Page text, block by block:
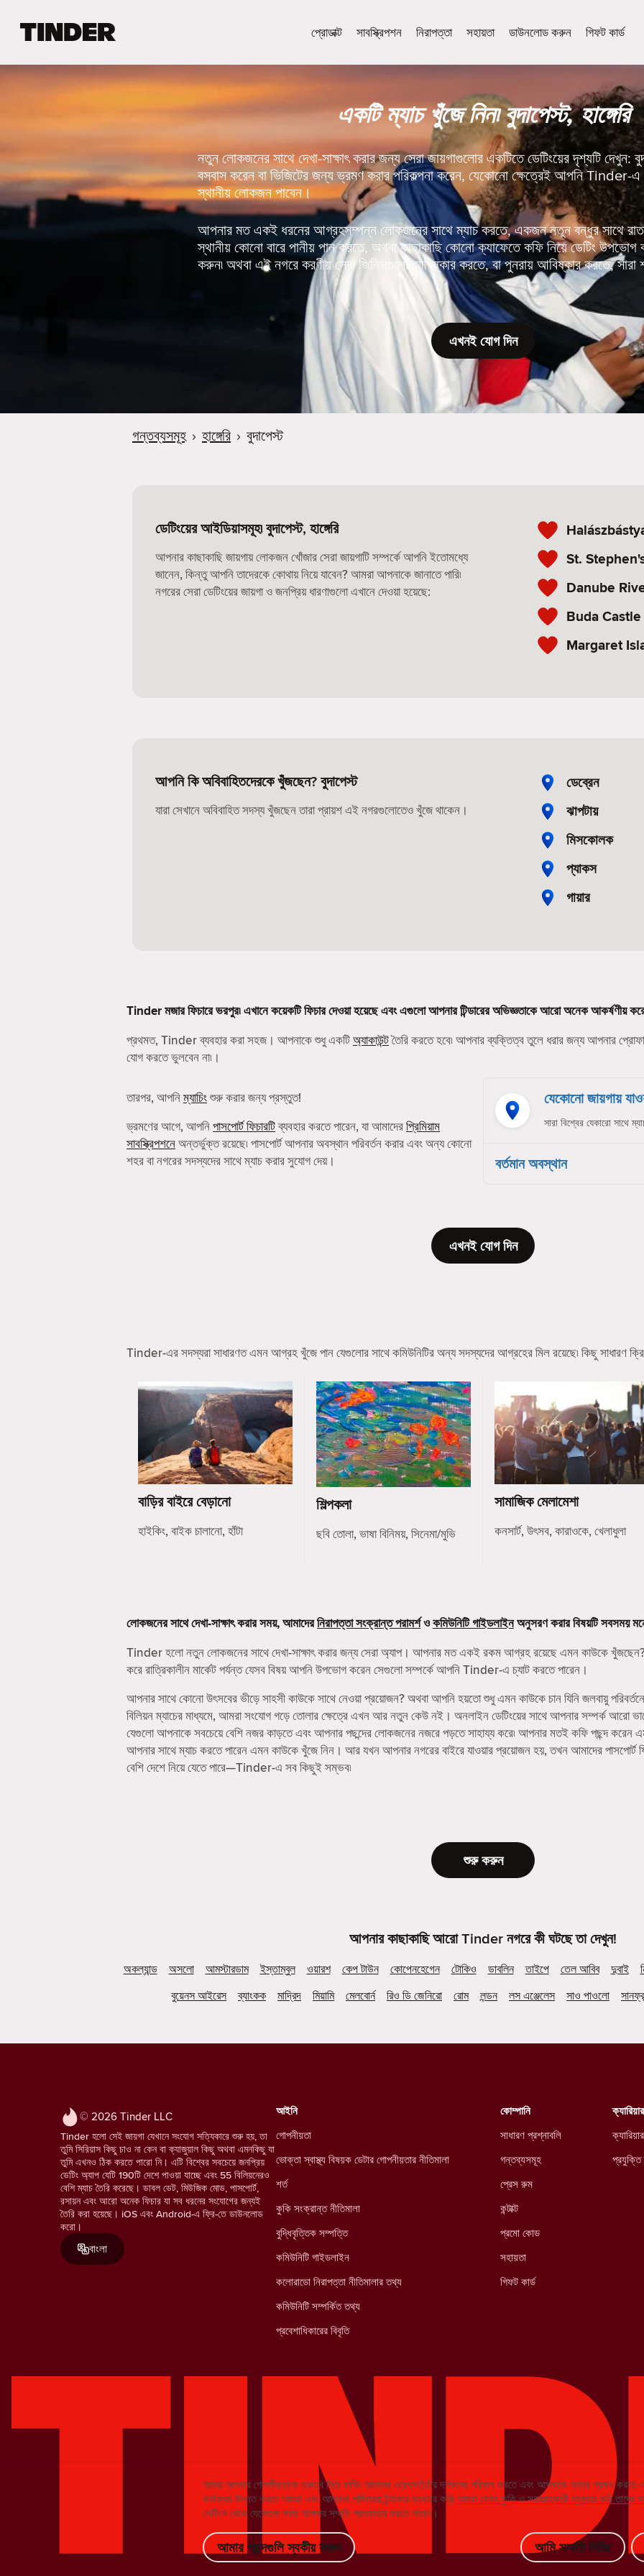
d
প্রোডাক্ট সাবস্ক্রিপশন নিরাপত্তা সহায়তা ডাউনলোড করুন গিফট কার্ড
একটি ম্যাচ খুঁজে নিন৷ বুদাপেস্ট, হাঙ্গেরি
নতুন লোকজনের সাথে দেখা-সাক্ষাৎ করার জন্য সেরা জায়গাগুলোর একটিতে ডেটিংয়ের দৃশ্যটি দেখুন:
বসবাস করেন বা ভিজিটের জন্য ভ্রমণ করার পরিকল্পনা করেন, যেকোনো ক্ষেত্রেই আপনি Tinder-এ
স্থানীয় লোকজন পাবেন।
আপনার মত একই ধরনের আগ্রহসম্পন্ন লোকজনের সাথে ম্যাচ করতে, একজন নতুন বন্ধুর সাথে
স্থানীয় কোনো বারে পানীয় পান করতে, অথবা কাছাকাছি কোনো ক্যাফেতে কফি নিয়ে ডেটিং
করুন৷ অথবা এই নগরে করণীয় সেরা জিনিসগুলো আবিষ্কার করতে, বা পুনরায় আবিষ্কার করতে, সারা
এখনই যোগ দিন
গন্তব্যসমূহ › হাঙ্গেরি › বুদাপেস্ট
ডেটিংয়ের আইডিয়াসমূহ৷ বুদাপেস্ট, হাঙ্গেরি
আপনার কাছাকাছি জায়গায় লোকজন খোঁজার সেরা জায়গাটি সম্পর্কে আপনি ইতোমধ্যে
জানেন, কিন্তু আপনি তাদেরকে কোথায় নিয়ে যাবেন? আমরা আপনাকে জানাতে পারি৷
নগরের সেরা ডেটিংয়ের জায়গা ও জনপ্রিয় ধারণাগুলো এখানে দেওয়া হয়েছে:
St.
Danube
Buda Castle
Margaret
আপনি কি অবিবাহিতদেরকে খুঁজছেন? বুদাপেস্ট
যারা সেখানে অবিবাহিত সদস্য খুঁজছেন তারা প্রায়শ এই নগরগুলোতেও খুঁজে থাকেন।
ডেব্রেন
ঝাপটায়
মিসকোলক
প্যাকস
গায়ার
Tinder মজার ফিচারে ভরপুর৷ এখানে কয়েকটি ফিচার দেওয়া হয়েছে এবং এগুলো আপনার টিন্ডারের অভিজ্ঞতাকে আরো অনেক আকর্ষণীয়
প্রথমত, Tinder ব্যবহার করা সহজ। আপনাকে শুধু একটিঅ্যাকাউন্টতৈরি করতে হবে৷ আপনার ব্যক্তিত্ব তুলে ধরার জন্য আপনার
যোগ করতে ভুলবেন না৷।
তারপর, আপনিম্যাচিংশুরু করার জন্য প্রস্তুত!
ভ্রমণের আগে, আপনিপাসপোর্ট ফিচারটিব্যবহার করতে পারেন, যা আমাদেরপ্রিমিয়াম
সাবস্ক্রিপশনেঅন্তর্ভুক্ত রয়েছে৷ পাসপোর্ট আপনার অবস্থান পরিবর্তন করার এবং অন্য কোনো
শহর বা নগরের সদস্যদের সাথে ম্যাচ করার সুযোগ দেয়।
যেকোনো জায়গায়
সারা বিশ্বের যেকারো সাথে
বর্তমান অবস্থান
এখনই যোগ দিন
Tinder-এর সদস্যরা সাধারণত এমন আগ্রহ খুঁজে পান যেগুলোর সাথে কমিউনিটির অন্য সদস্যদের আগ্রহের মিল রয়েছে৷ কিছু সাধারণ
বাড়ির বাইরে বেড়ানো
হাইকিং, বাইক চালানো, হাঁটা
শিল্পকলা
ছবি তোলা, ভাষা বিনিময়, সিনেমা/মুভি
সামাজিক মেলামেশা
কনসার্ট, উৎসব, কারাওকে, খেলাধুলা
লোকজনের সাথে দেখা-সাক্ষাৎ করার সময়, আমাদেরনিরাপত্তা সংক্রান্ত পরামর্শওকমিউনিটি গাইডলাইনঅনুসরণ করার বিষয়টি সবসময়
Tinder হলো নতুন লোকজনের সাথে দেখা-সাক্ষাৎ করার জন্য সেরা অ্যাপ। আপনার মত একই রকম আগ্রহ রয়েছে এমন কাউকে
করে রাত্রিকালীন মার্কেট পর্যন্ত যেসব বিষয় আপনি উপভোগ করেন সেগুলো সম্পর্কে আপনি Tinder-এ চ্যাট করতে পারেন।
আপনার সাথে কোনো উৎসবের ভীড়ে সাহসী কাউকে সাথে নেওয়া প্রয়োজন? অথবা আপনি হয়তো শুধু এমন কাউকে চান যিনি জলবায়ু
বিলিয়ন ম্যাচের মাধ্যমে, আমরা সংযোগ গড়ে তোলার ক্ষেত্রে এখন আর নতুন কেউ নই। অনলাইন ডেটিংয়ের সাথে আপনার সম্পর্ক আরো
যেগুলো আপনাকে সবচেয়ে বেশি নজর কাড়তে এবং আপনার পছন্দের লোকজনের নজরে পড়তে সাহায্য করে৷ আপনার মতই কফি পছন্দ করেন
আপনার সাথে ম্যাচ করতে পারেন এমন কাউকে খুঁজে নিন। আর যখন আপনার নগরের বাইরে যাওয়ার প্রয়োজন হয়, তখন আমাদের পাসপোর্ট
বেশি দেশে নিয়ে যেতে পারে—Tinder-এ সব কিছুই সম্ভব৷
শুরু করুন
আপনার কাছাকাছি আরো Tinder নগরে কী ঘটছে তা দেখুন!
অকল্যান্ড অসলো আমস্টারডাম ইস্তাম্বুল ওয়ারশ কেপ টাউন কোপেনহেগেন টোকিও ডাবলিন তাইপে তেল আবিব দুবাই
বুয়েনস আইরেস
ব্যাংকক মাদ্রিদ মিয়ামি মেলবোর্ন রিও ডি জেনিরো রোম লন্ডন লস এঞ্জেলেস সাও পাওলো
© 2026 Tinder LLC
Tinder হলো সেই জায়গা যেখানে সংযোগ সত্যিকারে শুরু হয়, তা
তুমি সিরিয়াস কিছু চাও না কেন বা ক্যাজুয়াল কিছু অথবা এমনকিছু যা
তুমি এখনও ঠিক করতে পারো নি। এটি বিশ্বের সবচেয়ে জনপ্রিয়
ডেটিং অ্যাপ যেটি 190টি দেশে পাওয়া যাচ্ছে এবং 55 বিলিয়নেরও
বেশি ম্যাচ তৈরি করেছে। ডাবল ডেট, মিউজিক মোড, পাসপোর্ট,
রসায়ন এবং আরো অনেক ফিচার যা সব ধরনের সংযোগের জন্যই
তৈরি করা হয়েছে। iOS এবং Android-এ ফ্রি-তে ডাউনলোড
করো।
বাংলা
আইনি
গোপনীয়তা
ভোক্তা স্বাস্থ্য বিষয়ক ডেটার গোপনীয়তার নীতিমালা
শর্ত
কুকি সংক্রান্ত নীতিমালা
বুদ্ধিবৃত্তিক সম্পত্তি
কমিউনিটি গাইডলাইন
কলোরাডো নিরাপত্তা নীতিমালার তথ্য
কমিউনিটি সম্পর্কিত তথ্য
প্রবেশাধিকারের বিবৃতি
ক্যারিয়ার
কোম্পানি
সাধারণ প্রশ্নাবলি
গন্তব্যসমূহ
প্রেস রুম
কন্টাক্ট
প্রমো কোড
সহায়তা
গিফট কার্ড
আমরা আপনার গোপনীয়তাকে গুরুত্ব দিয়ে থাকি৷ আমাদের ওয়েবসাইটের দর্শকদের পরিমাপ করতে এবং আপনাকে অফার প্রদান
কার্যক্রম উন্নত করতে আমরা এবং আমাদের পার্টনাররা ট্র্যাকার ব্যবহার করি৷আমরা যেসব কুকি ও সরবরাহকারী ব্যবহার করি
সেটিংস থেকে যেকোনো সময় আপনার সম্মতি প্রত্যাহার করতে পারেন।
আমি সম্মতি দিচ্ছি
আমার পছন্দগুলি স্বকীয় করুন